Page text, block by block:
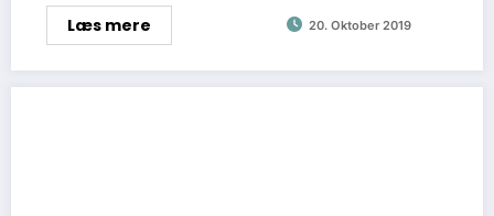
Læs mere 20. Oktober 2019